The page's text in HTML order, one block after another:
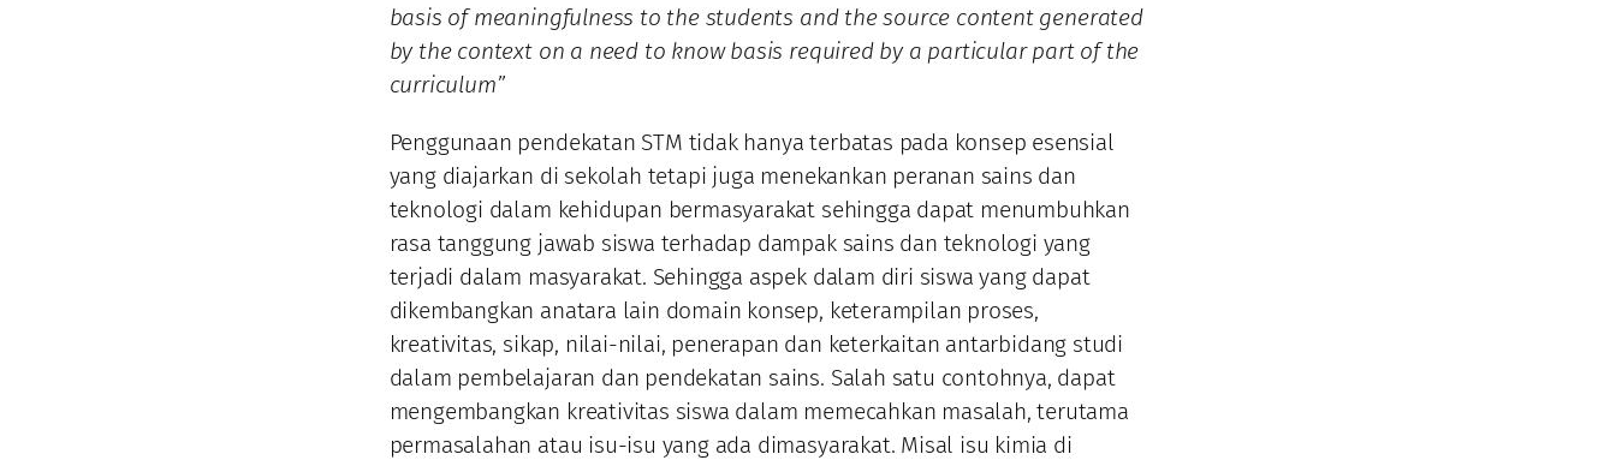
basis of meaningfulness to the students and the source content generated
by the context on a need to know basis required by a particular part of the
curriculum”
Penggunaan pendekatan STM tidak hanya terbatas pada konsep esensial
yang diajarkan di sekolah tetapi juga menekankan peranan sains dan
teknologi dalam kehidupan bermasyarakat sehingga dapat menumbuhkan
rasa tanggung jawab siswa terhadap dampak sains dan teknologi yang
terjadi dalam masyarakat. Sehingga aspek dalam diri siswa yang dapat
dikembangkan anatara lain domain konsep, keterampilan proses,
kreativitas, sikap, nilai-nilai, penerapan dan keterkaitan antarbidang studi
dalam pembelajaran dan pendekatan sains. Salah satu contohnya, dapat
mengembangkan kreativitas siswa dalam memecahkan masalah, terutama
permasalahan atau isu-isu yang ada dimasyarakat. Misal isu kimia di